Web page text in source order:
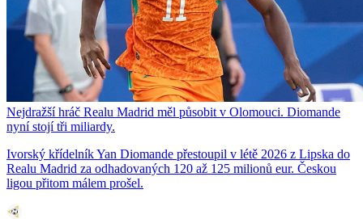
Nejdražší hráč Realu Madrid měl působit v Olomouci. Diomande
nyní stojí tři miliardy.
Ivorský křídelník Yan Diomande přestoupil v létě 2026 z Lipska do
Realu Madrid za odhadovaných 120 až 125 milionů eur. Českou
ligou přitom málem prošel.